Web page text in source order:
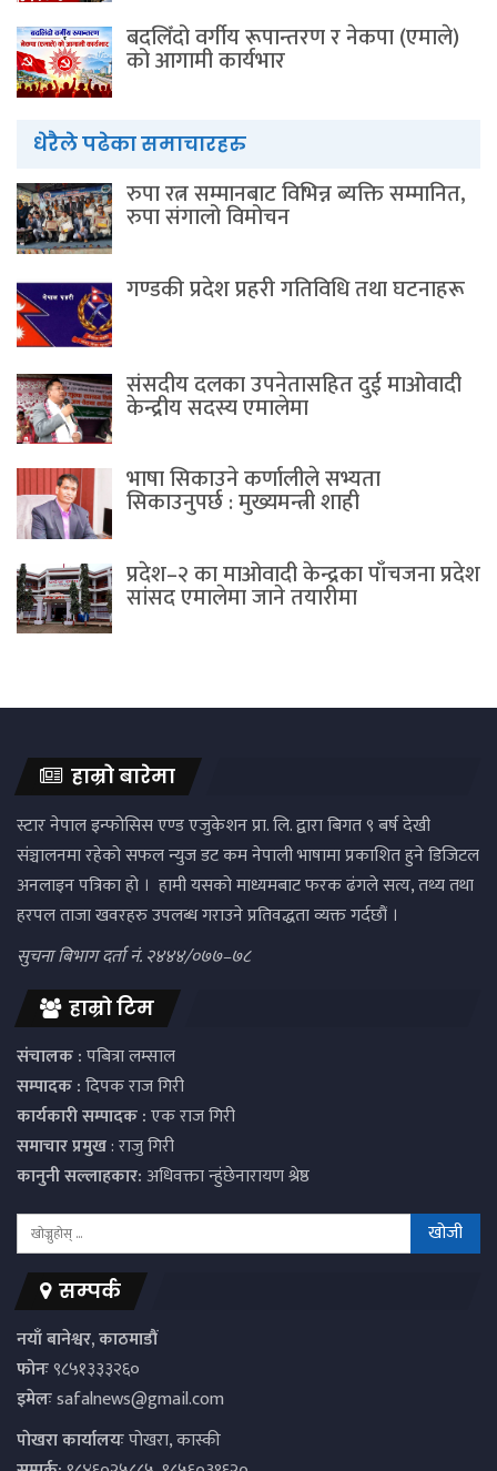
बदलिँदो वर्गीय रूपान्तरण र नेकपा (एमाले)
को आगामी कार्यभार
धेरैले पढेका समाचारहरु
रुपा रत्न सम्मानबाट विभिन्न ब्यक्ति सम्मानित,
रुपा संगालो विमोचन
गण्डकी प्रदेश प्रहरी गतिविधि तथा घटनाहरू
संसदीय दलका उपनेतासहित दुई माओवादी
केन्द्रीय सदस्य एमालेमा
भाषा सिकाउने कर्णालीले सभ्यता
सिकाउनुपर्छ : मुख्यमन्त्री शाही
प्रदेश–२ का माओवादी केन्द्रका पाँचजना प्रदेश
सांसद एमालेमा जाने तयारीमा
हाम्रो बारेमा
स्टार नेपाल इन्फोसिस एण्ड एजुकेशन प्रा. लि. द्वारा बिगत ९ बर्ष देखी
संञ्चालनमा रहेको सफल न्युज डट कम नेपाली भाषामा प्रकाशित हुने डिजिटल
अनलाइन पत्रिका हो । हामी यसको माध्यमबाट फरक ढंगले सत्य, तथ्य तथा
हरपल ताजा खवरहरु उपलब्ध गराउने प्रतिवद्धता व्यक्त गर्दछौं ।
सुचना बिभाग दर्ता नं. २४४४/०७७–७८
हाम्रो टिम
संचालक :पबित्रा लम्साल
सम्पादक :दिपक राज गिरी
कार्यकारी सम्पादक :एक राज गिरी
समाचार प्रमुख: राजु गिरी
कानुनी सल्लाहकार:अधिवक्ता न्हुंछेनारायण श्रेष्ठ
सम्पर्क
नयाँ बानेश्वर, काठमाडौं
फोनः९८५१३३३२६०
इमेलःsafalnews@gmail.com
पाेखरा कार्यालयःपोखरा, कास्की